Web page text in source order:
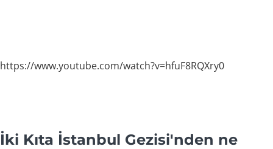
https://www.youtube.com/watch?v=hfuF8RQXry0
İki Kıta İstanbul Gezisi'nden ne